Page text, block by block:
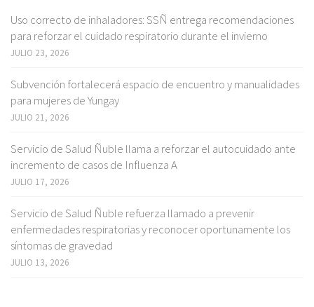
Uso correcto de inhaladores: SSÑ entrega recomendaciones
para reforzar el cuidado respiratorio durante el invierno
JULIO 23, 2026
Subvención fortalecerá espacio de encuentro y manualidades
para mujeres de Yungay
JULIO 21, 2026
Servicio de Salud Ñuble llama a reforzar el autocuidado ante
incremento de casos de Influenza A
JULIO 17, 2026
Servicio de Salud Ñuble refuerza llamado a prevenir
enfermedades respiratorias y reconocer oportunamente los
síntomas de gravedad
JULIO 13, 2026